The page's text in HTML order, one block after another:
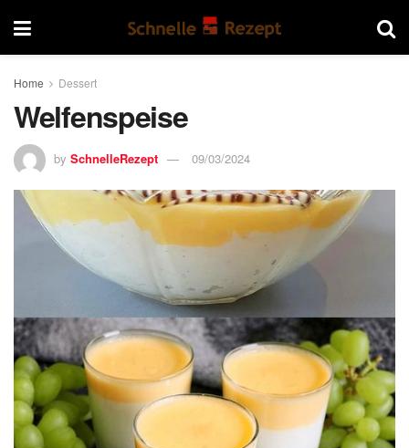
Home Dessert
Welfenspeise
by SchnelleRezept 09/03/2024